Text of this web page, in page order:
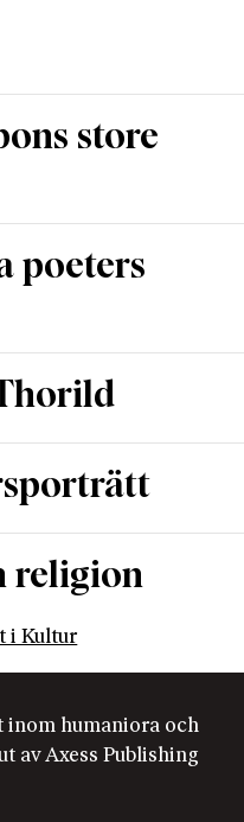
store
poeters
religion
i Kultur
inom humaniora och
av Axess Publishing